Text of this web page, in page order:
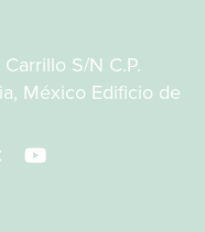
S/N C.P.
México Edificio de